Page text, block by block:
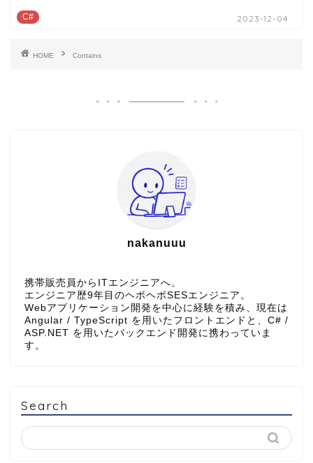
C# 2023-12-04
HOME Contains
nakanuuu
携帯販売員からITエンジニアへ。
エンジニア歴9年目のヘボヘボSESエンジニア。
Webアプリケーション開発を中心に経験を積み、現在は
Angular / TypeScript を用いたフロントエンドと、C# /
ASP.NET を用いたバックエンド開発に携わっていま
す。
Search